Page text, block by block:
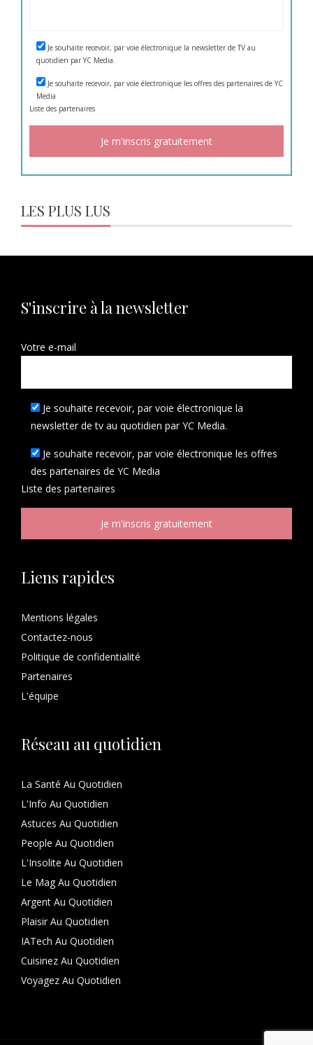
Je souhaite recevoir, par voie électronique la newsletter de TV au
quotidien par YC Media.
Je souhaite recevoir, par voie électronique les offres des partenaires de YC
Media
Liste des partenaires
LES PLUS LUS
S'inscrire à la newsletter
Votre e-mail
Je souhaite recevoir, par voie électronique la
newsletter de tv au quotidien par YC Media.
Je souhaite recevoir, par voie électronique les offres
des partenaires de YC Media
Liste des partenaires
Liens rapides
Mentions légales
Contactez-nous
Politique de confidentialité
Partenaires
L'équipe
Réseau au quotidien
La Santé Au Quotidien
L'Info Au Quotidien
Astuces Au Quotidien
People Au Quotidien
L'Insolite Au Quotidien
Le Mag Au Quotidien
Argent Au Quotidien
Plaisir Au Quotidien
IATech Au Quotidien
Cuisinez Au Quotidien
Voyagez Au Quotidien